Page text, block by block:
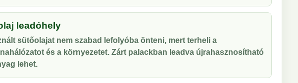
leadóhely
sütőolajat nem szabad lefolyóba önteni, mert terheli a
és a környezetet. Zárt palackban leadva újrahasznosítható
lehet.